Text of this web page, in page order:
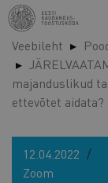
Liigu
edasi
põhisisu
juurde
Veebileht
majanduslikud
ettevõtet aidata?
12.04.2022
Zoom